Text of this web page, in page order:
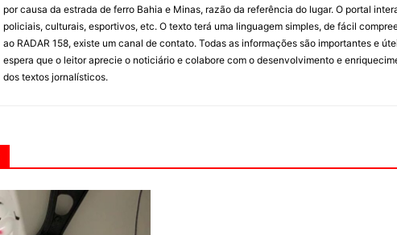
por causa da estrada de ferro Bahia e Minas, razão da referência do lugar. O portal
policiais, culturais, esportivos, etc. O texto terá uma linguagem simples, de fácil
ao RADAR 158, existe um canal de contato. Todas as informações são importantes e
espera que o leitor aprecie o noticiário e colabore com o desenvolvimento e
dos textos jornalísticos.